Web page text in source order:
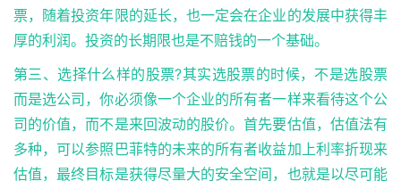
票，随着投资年限的延长，也一定会在企业的发展中获得丰
厚的利润。投资的长期限也是不赔钱的一个基础。
第三、选择什么样的股票?其实选股票的时候，不是选股票
而是选公司，你必须像一个企业的所有者一样来看待这个公
司的价值，而不是来回波动的股价。首先要估值，估值法有
多种，可以参照巴菲特的未来的所有者收益加上利率折现来
估值，最终目标是获得尽量大的安全空间，也就是以尽可能